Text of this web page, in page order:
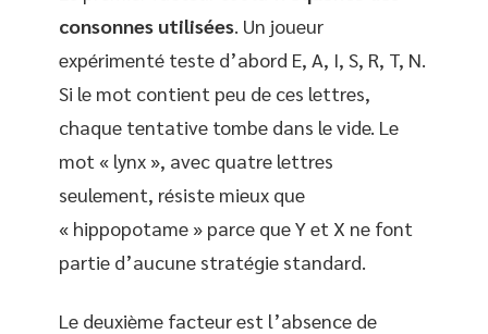
consonnes utilisées. Un joueur
expérimenté teste d’abord E, A, I, S, R, T, N.
Si le mot contient peu de ces lettres,
chaque tentative tombe dans le vide. Le
mot « lynx », avec quatre lettres
seulement, résiste mieux que
« hippopotame » parce que Y et X ne font
partie d’aucune stratégie standard.
Le deuxième facteur est l’absence de